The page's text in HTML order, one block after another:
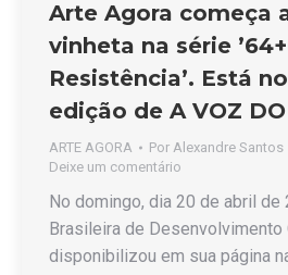
Arte Agora começa
vinheta na série
Resistência’. Está
edição de A VOZ DO
ARTE AGORA Por Alexandre Santos
Deixe um comentário
No domingo, dia 20 de abril de
Brasileira de Desenvolvimento
disponibilizou em sua página